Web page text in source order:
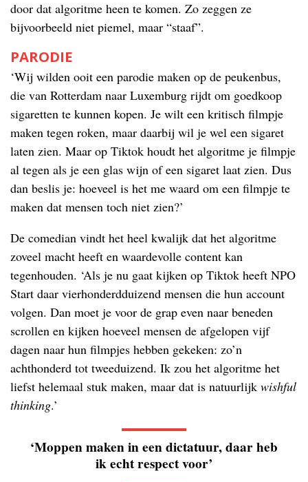
door dat algoritme heen te komen. Zo zeggen ze
bijvoorbeeld niet piemel, maar “staaf”.
PARODIE
‘Wij wilden ooit een parodie maken op de peukenbus,
die van Rotterdam naar Luxemburg rijdt om goedkoop
sigaretten te kunnen kopen. Je wilt een kritisch filmpje
maken tegen roken, maar daarbij wil je wel een sigaret
laten zien. Maar op Tiktok houdt het algoritme je filmpje
al tegen als je een glas wijn of een sigaret laat zien. Dus
dan beslis je: hoeveel is het me waard om een filmpje te
maken dat mensen toch niet zien?’
De comedian vindt het heel kwalijk dat het algoritme
zoveel macht heeft en waardevolle content kan
tegenhouden. ‘Als je nu gaat kijken op Tiktok heeft NPO
Start daar vierhonderdduizend mensen die hun account
volgen. Dan moet je voor de grap even naar beneden
scrollen en kijken hoeveel mensen de afgelopen vijf
dagen naar hun filmpjes hebben gekeken: zo’n
achthonderd tot tweeduizend. Ik zou het algoritme het
liefst helemaal stuk maken, maar dat is natuurlijk wishful
thinking.’
‘Moppen maken in een dictatuur, daar heb
ik echt respect voor’